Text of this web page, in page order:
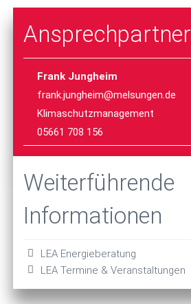
Ansprechpartner
Frank Jungheim
frank.jungheim@melsungen.de
Klimaschutzmanagement
05661 708 156
Weiterführende
Informationen
LEA Energieberatung
LEA Termine & Veranstaltungen